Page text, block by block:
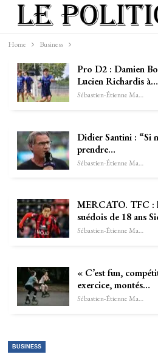
Home Business
Pro D2 : Damien
Lucien Richardis à…
Sébastien-Étienne Marechal
Didier Santini : “Si
prendre…
Sébastien-Étienne Marechal
MERCATO. TFC :
suédois de 18 ans
Sébastien-Étienne Marechal
« C’est fun,
exercice, montés…
Sébastien-Étienne Marechal
BUSINESS